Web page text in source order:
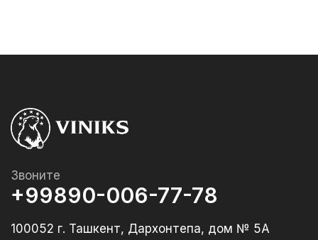
Звоните
+99890-006-77-78
100052 г. Ташкент, Дархонтепа, дом № 5А